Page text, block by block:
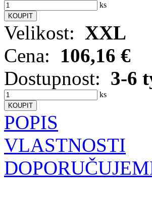
ks
Velikost: XXL
Cena: 106,16 €
Dostupnost: 3-6
ks
POPIS
VLASTNOSTI